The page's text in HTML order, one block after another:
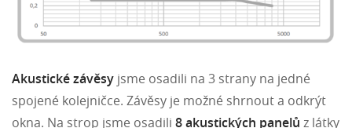
Akustické závěsy jsme osadili na 3 strany na jedné
spojené kolejničce. Závěsy je možné shrnout a odkrýt
okna. Na strop jsme osadili 8 akustických panelů z látky